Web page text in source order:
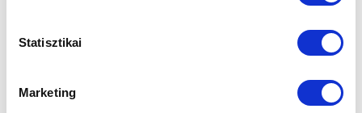
Statisztikai
Marketing